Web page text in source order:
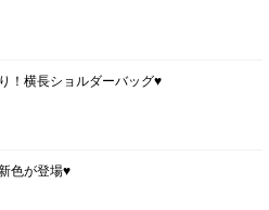
！横長ショルダーバッグ♥
色が登場♥